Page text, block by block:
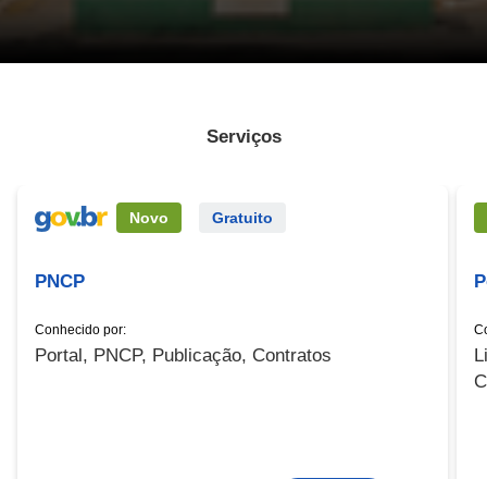
Serviços
Serviço ExternoNovo Gratuito
PNCP
Conhecido por:
Portal, PNCP, Publicação, Contratos